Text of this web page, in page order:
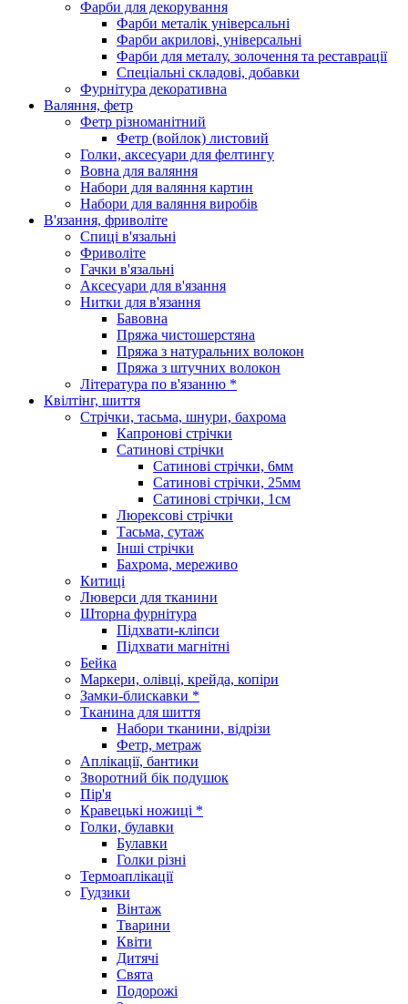
Фарби для декорування
Фарби металік універсальні
Фарби акрилові, універсальні
Фарби для металу, золочення та реставрації
Спеціальні складові, добавки
Фурнітура декоративна
Валяння, фетр
Фетр різноманітний
Фетр (войлок) листовий
Голки, аксесуари для фелтингу
Вовна для валяння
Набори для валяння картин
Набори для валяння виробів
В'язання, фриволіте
Спиці в'язальні
Фриволіте
Гачки в'язальні
Аксесуари для в'язання
Нитки для в'язання
Бавовна
Пряжа чистошерстяна
Пряжа з натуральних волокон
Пряжа з штучних волокон
Література по в'язанню *
Квілтінг, шиття
Стрічки, тасьма, шнури, бахрома
Капронові стрічки
Сатинові стрічки
Сатинові стрічки, 6мм
Сатинові стрічки, 25мм
Сатинові стрічки, 1см
Люрексові стрічки
Тасьма, сутаж
Інші стрічки
Бахрома, мереживо
Китиці
Люверси для тканини
Шторна фурнітура
Підхвати-кліпси
Підхвати магнітні
Бейка
Маркери, олівці, крейда, копіри
Замки-блискавки *
Тканина для шиття
Набори тканини, відрізи
Фетр, метраж
Аплікації, бантики
Зворотний бік подушок
Пір'я
Кравецькі ножиці *
Голки, булавки
Булавки
Голки різні
Термоаплікації
Гудзики
Вінтаж
Тварини
Квіти
Дитячі
Свята
Подорожі